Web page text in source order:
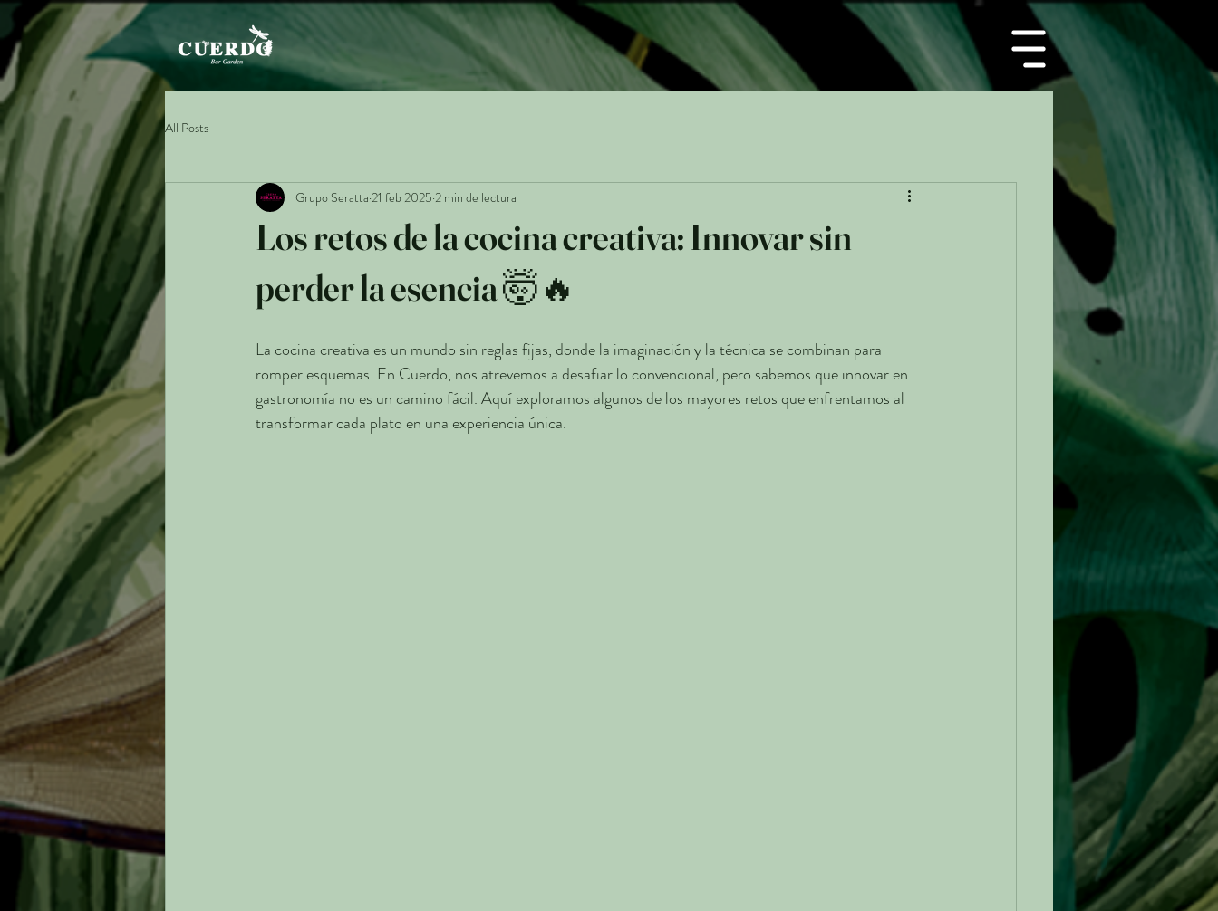
All Posts
Los retos de la cocina creativa: Innovar sin
perder la esencia 🤯🔥
Grupo Seratta 21 feb 2025 2 min de lectura
La cocina creativa es un mundo sin reglas fijas, donde la imaginación y la técnica se combinan para
romper esquemas. En Cuerdo, nos atrevemos a desafiar lo convencional, pero sabemos que innovar en
gastronomía no es un camino fácil. Aquí exploramos algunos de los mayores retos que enfrentamos al
transformar cada plato en una experiencia única.